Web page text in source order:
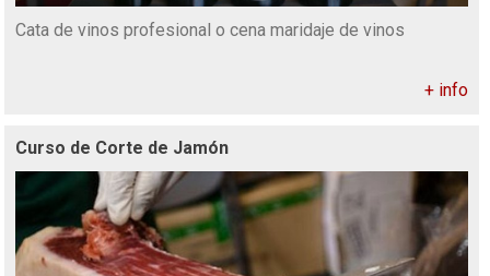
Cata de vinos profesional o cena maridaje de vinos
+ info
Curso de Corte de Jamón